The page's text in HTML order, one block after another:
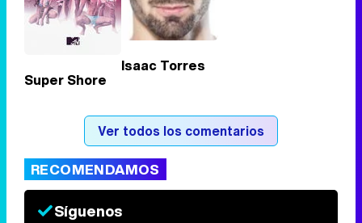
Super Shore
Isaac Torres
Ver todos los comentarios
RECOMENDAMOS
Síguenos